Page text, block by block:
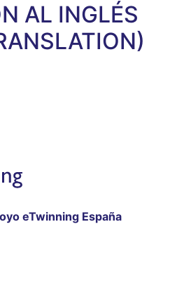
AL INGLÉS
eTwinning España